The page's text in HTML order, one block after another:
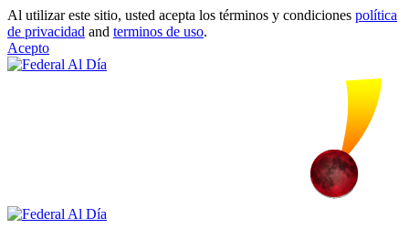
Al utilizar este sitio, usted acepta los términos y condiciones política
de privacidad and terminos de uso.
Acepto